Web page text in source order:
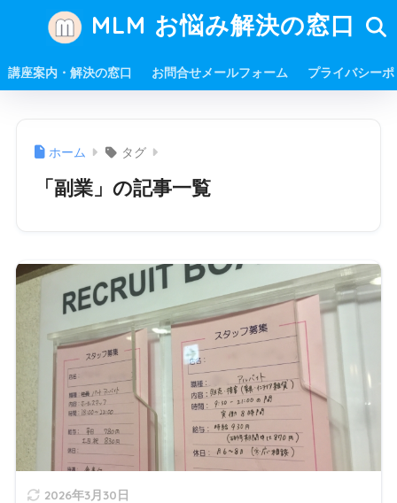
MLM お悩み解決の窓口
講座案内・解決の窓口 お問合せメールフォーム プライバシー
ホーム タグ
「副業」の記事一覧
必ず成功できます！ リーダーさんからこんな事を言われ
る人が多いそうです。 トップタイトルを獲得すれば、ど
んな夢でも叶えられるんです！ あなたの夢を叶えてくれ
るのは当社だけです。 会社を信じ、私たちを信じ、つ ...
" width="520" height="300" />
2026年3月30日